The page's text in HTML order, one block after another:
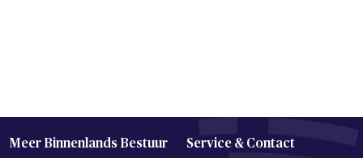
Meer Binnenlands Bestuur Service & Contact